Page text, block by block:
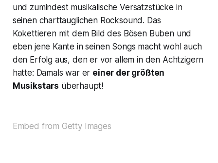
und zumindest musikalische Versatzstücke in
seinen charttauglichen Rocksound. Das
Kokettieren mit dem Bild des Bösen Buben und
eben jene Kante in seinen Songs macht wohl auch
den Erfolg aus, den er vor allem in den Achtzigern
hatte: Damals war er einer der größten
Musikstars überhaupt!
Embed from Getty Images